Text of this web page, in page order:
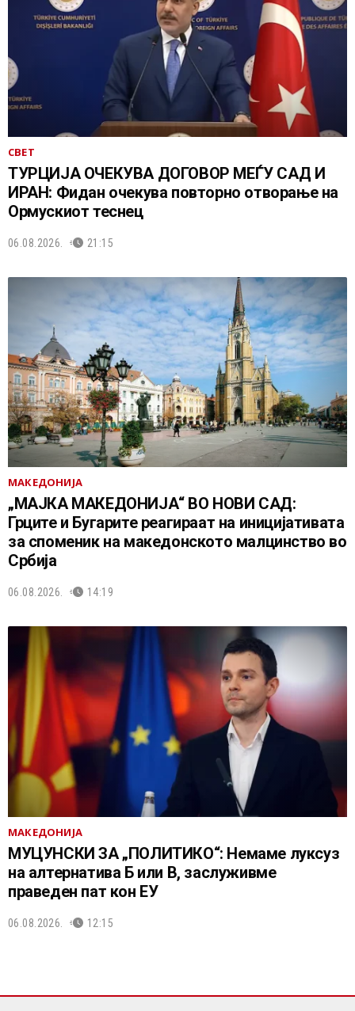
СВЕТ
ТУРЦИЈА ОЧЕКУВА ДОГОВОР МЕЃУ САД И
ИРАН: Фидан очекува повторно отворање на
Ормускиот теснец
06.08.2026. 21:15
МАКЕДОНИЈА
„МАЈКА МАКЕДОНИЈА“ ВО НОВИ САД:
Грците и Бугарите реагираат на иницијативата
за споменик на македонското малцинство во
Србија
06.08.2026. 14:19
МАКЕДОНИЈА
МУЦУНСКИ ЗА „ПОЛИТИКО“: Немаме луксуз
на алтернатива Б или В, заслуживме
праведен пат кон ЕУ
06.08.2026. 12:15